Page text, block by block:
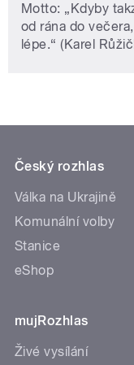
Motto: „Kdyby
od rána do
lépe.“ (Karel
Český rozhlas
Válka na Ukrajině
Komunální volby
Stanice
eShop
mujRozhlas
Živé vysílání